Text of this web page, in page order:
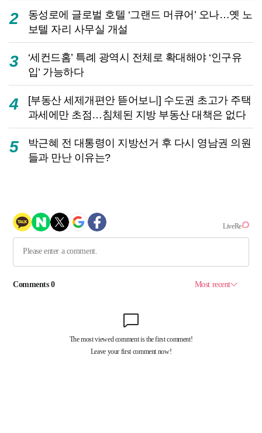
2
동성로에 글로벌 호텔 ‘그랜드 머큐어’ 오나…옛 노
보텔 자리 사무실 개설
3
‘세컨드홈’ 특례 광역시 전체로 확대해야 ‘인구유
입’ 가능하다
4
[부동산 세제개편안 뜯어보니] 수도권 초고가 주택
과세에만 초점…침체된 지방 부동산 대책은 없다
5
박근혜 전 대통령이 지방선거 후 다시 영남권 의원
들과 만난 이유는?